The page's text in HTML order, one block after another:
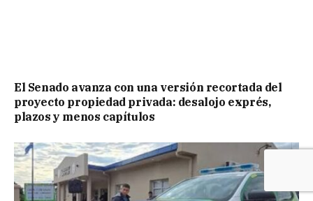
El Senado avanza con una versión recortada del
proyecto propiedad privada: desalojo exprés,
plazos y menos capítulos